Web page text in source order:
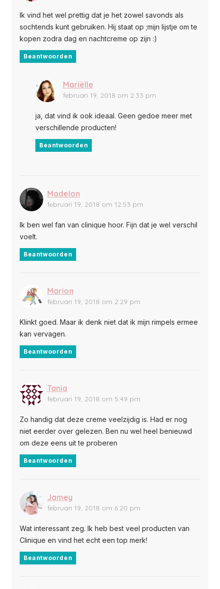
Ik vind het wel prettig dat je het zowel savonds als
sochtends kunt gebruiken. Hij staat op ;mijn lijstje om te
kopen zodra dag en nachtcreme op zijn :)
Beantwoorden
Mariëlle
februari 19, 2018 om 2:33 pm
ja, dat vind ik ook ideaal. Geen gedoe meer met
verschillende producten!
Beantwoorden
Madelon
februari 19, 2018 om 12:53 pm
Ik ben wel fan van clinique hoor. Fijn dat je wel verschil
voelt.
Beantwoorden
Marion
februari 19, 2018 om 2:29 pm
Klinkt goed. Maar ik denk niet dat ik mijn rimpels ermee
kan vervagen.
Beantwoorden
Tania
februari 19, 2018 om 5:49 pm
Zo handig dat deze creme veelzijdig is. Had er nog
niet eerder over gelezen. Ben nu wel heel benieuwd
om deze eens uit te proberen
Beantwoorden
Jamey
februari 19, 2018 om 6:20 pm
Wat interessant zeg. Ik heb best veel producten van
Clinique en vind het echt een top merk!
Beantwoorden